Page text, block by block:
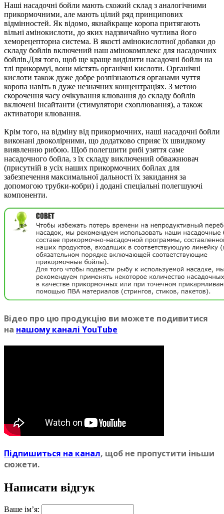
Наші насадочні бойли мають схожий склад з аналогічними
прикормочними, але мають цілий ряд принципових
відмінностей. Як відомо, якнайкраще коропа притягають
вільні амінокислоти, до яких надзвичайно чутлива його
хеморецепторна система. В якості амінокислотної добавки до
складу бойлiв включений наш амінокомплекс для насадочних
бойлiв.Для того, щоб ще краще виділити насадочні бойли на
тлі прикормуі, вони містять органічні кислоти. Органічні
кислоти також дуже добре розпізнаються органами чуття
коропа навіть в дуже незначних концентраціях. З метою
скорочення часу очікування клювання до складу бойлiв
включені iнсайтанти (стимулятори схоплювання), а також
активатори клювання.
Крім того, на відміну від прикормочних, наші насадочні бойли
виконані двоколірними, що додатково сприяє їх швидкому
виявленню рибою. Щоб полегшити рибі узяття саме
насадочного бойла, з їх складу виключений обважнювач
(присутній в усіх наших прикормочних бойлах для
забезпечення максимальної дальності їх закидання за
допомогою трубки-кобри) і додані спеціальні полегшуючі
компоненти.
Вiдео про цю продукцiю ви можете подивитися
на нашому каналi YouTube
Пiдпишиться на канал, щоб не пропустити iньши
сюжети.
Написати відгук
Ваше ім’я: